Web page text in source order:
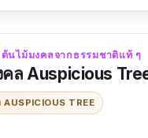
ทุกคนต้องหลงรักในตั
เซนติเมตร น้ำ
กิโลกรัม
ดี จัดส่งเร็วมาก แพ็คสิน
ต้นไม้มงคลจากธรรมชาติแท้ ๆ
ล Auspicious
TREE